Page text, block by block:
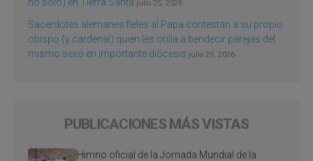
julio 25, 2026
Sacerdotes alemanes fieles al Papa contestan a su propio
obispo (y cardenal) quien les orilla a bendecir parejas del
mismo sexo en importante diócesis julio 25, 2026
PUBLICACIONES MÁS VISTAS
Himno oficial de la Jornada Mundial de la